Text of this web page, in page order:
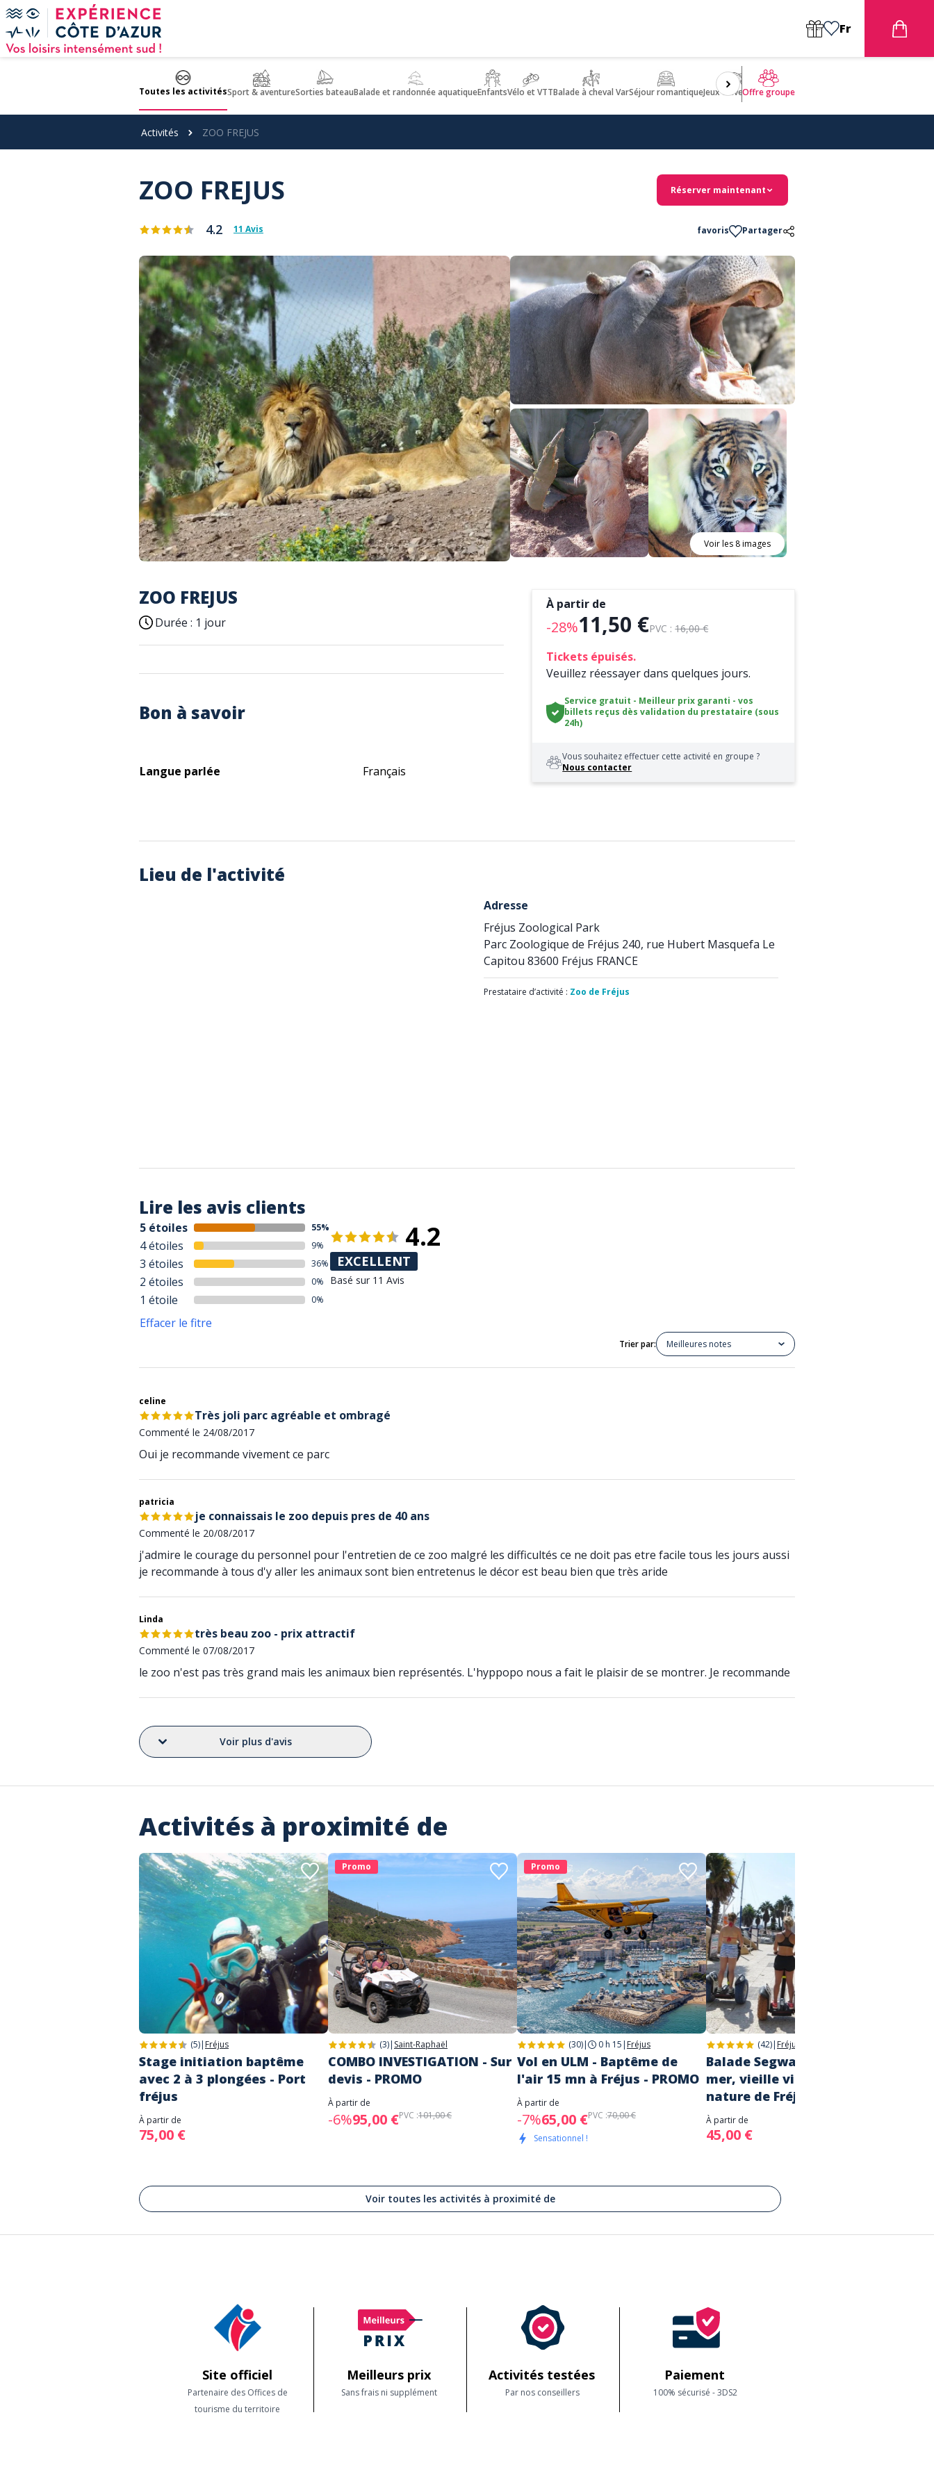
Panneau de gestion des cookies
Fr
Toutes les activitésSport & aventureSorties bateauBalade et randonnée aquatiqueEnfantsVélo et VTTBalade à cheval VarSéjour romantiqueJeux d'aventuresBien être
Offre groupe
Activités ZOO FREJUS
ZOO FREJUS Réserver maintenant
4.2 11 Avis favoris Partager
Voir les 8 images
ZOO FREJUS
Durée : 1 jour
Bon à savoir
Langue parlée Français
À partir de
-28%11,50 €PVC :16,00 €
Tickets épuisés.
Veuillez réessayer dans quelques jours.
Service gratuit - Meilleur prix garanti - vos
billets reçus dès validation du prestataire (sous
24h)
Vous souhaitez effectuer cette activité en groupe ?
Nous contacter
Lieu de l'activité
Adresse
Fréjus Zoological Park
Parc Zoologique de Fréjus 240, rue Hubert Masquefa Le
Capitou 83600 Fréjus FRANCE
Prestataire d’activité : Zoo de Fréjus
Lire les avis clients
5 étoiles 55%
4 étoiles 9%
3 étoiles 36%
2 étoiles 0%
1 étoile 0%
Effacer le fitre
4.2
EXCELLENT
Basé sur 11 Avis
Trier par: Meilleures notes
celine
Très joli parc agréable et ombragé
Commenté le 24/08/2017
Oui je recommande vivement ce parc
patricia
je connaissais le zoo depuis pres de 40 ans
Commenté le 20/08/2017
j'admire le courage du personnel pour l'entretien de ce zoo malgré les difficultés ce ne doit pas etre facile tous les jours aussi
je recommande à tous d'y aller les animaux sont bien entretenus le décor est beau bien que très aride
Linda
très beau zoo - prix attractif
Commenté le 07/08/2017
le zoo n'est pas très grand mais les animaux bien représentés. L'hyppopo nous a fait le plaisir de se montrer. Je recommande
Voir plus d'avis
Activités à proximité de
(5)| Fréjus
Stage initiation baptême
avec 2 à 3 plongées - Port
fréjus
À partir de
75,00 €
Promo
(3)| Saint-Raphaël
COMBO INVESTIGATION - Sur
devis - PROMO
À partir de
-6%95,00 €PVC :101,00 €
Promo
(30)| 0 h 15 | Fréjus
Vol en ULM - Baptême de
l'air 15 mn à Fréjus - PROMO
À partir de
-7%65,00 €PVC :70,00 €
Sensationnel !
(42)| Fréjus
Balade Segway - Bord de
mer, vieille ville et base
nature de Fréjus
À partir de
45,00 €
Voir toutes les activités à proximité de
Site officiel
Partenaire des Offices de
tourisme du territoire
Meilleurs prix
Sans frais ni supplément
Activités testées
Par nos conseillers
Paiement
100% sécurisé - 3DS2